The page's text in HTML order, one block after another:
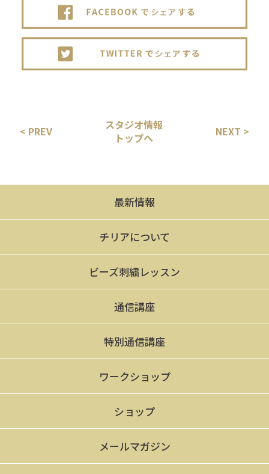
< PREV
スタジオ情報
トップへ
NEXT >
最新情報
チリアについて
ビーズ刺繍レッスン
通信講座
特別通信講座
ワークショップ
ショップ
メールマガジン